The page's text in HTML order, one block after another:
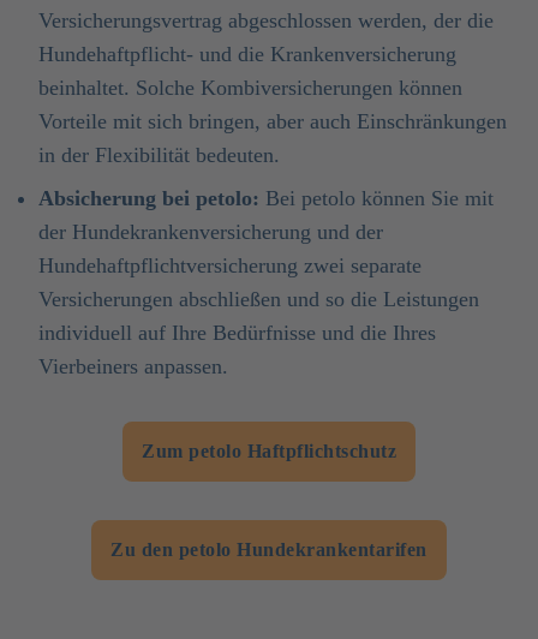
Versicherungsvertrag abgeschlossen werden, der die
Hundehaftpflicht- und die Krankenversicherung
beinhaltet. Solche Kombiversicherungen können
Vorteile mit sich bringen, aber auch Einschränkungen
in der Flexibilität bedeuten.
Absicherung bei petolo: Bei petolo können Sie mit
der Hundekrankenversicherung und der
Hundehaftpflichtversicherung zwei separate
Versicherungen abschließen und so die Leistungen
individuell auf Ihre Bedürfnisse und die Ihres
Vierbeiners anpassen.
Zum petolo Haftpflichtschutz
Zu den petolo Hundekrankentarifen